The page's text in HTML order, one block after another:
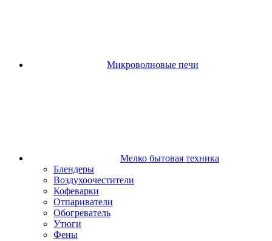
Микроволновые печи
Мелко бытовая техника
Блендеры
Воздухоочестители
Кофеварки
Отпариватели
Обогреватель
Утюги
Фены